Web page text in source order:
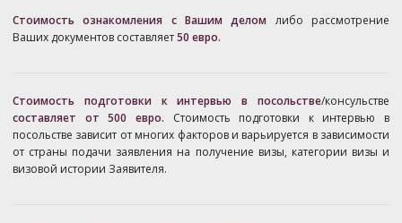
Стоимость ознакомления с Вашим делом либо рассмотрение
Ваших документов составляет50 евро.
Стоимость подготовки к интервью в посольстве/консульстве
составляет от 500 евро. Стоимость подготовки к интервью в
посольстве зависит от многих факторов и варьируется в зависимости
от страны подачи заявления на получение визы, категории визы и
визовой истории Заявителя.